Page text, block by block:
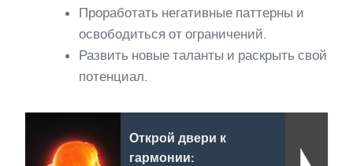
Проработать негативные паттерны и
освободиться от ограничений.
Развить новые таланты и раскрыть свой
потенциал.
Открой двери к
гармонии: